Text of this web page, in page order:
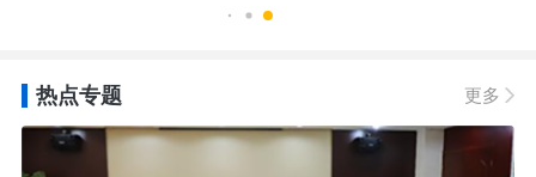
热点专题 更多